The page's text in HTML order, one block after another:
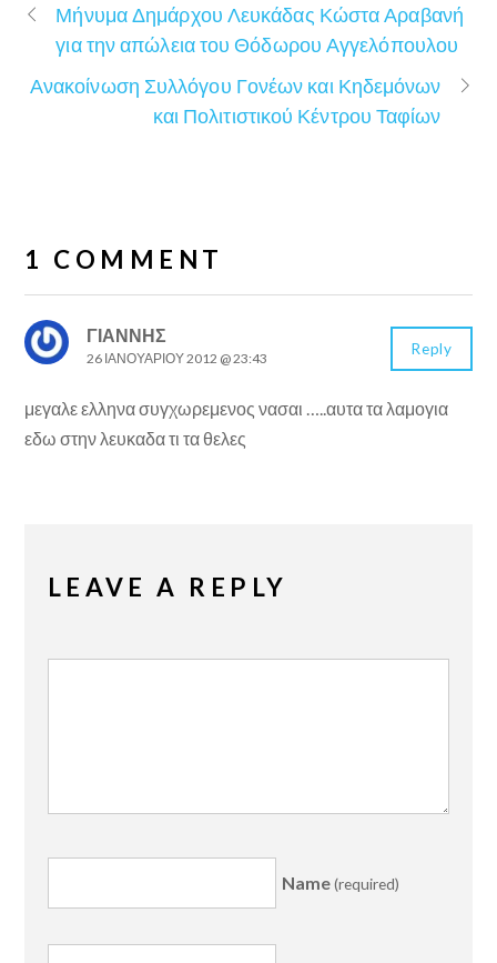
Μήνυμα Δημάρχου Λευκάδας Κώστα Αραβανή
για την απώλεια του Θόδωρου Αγγελόπουλου
Ανακοίνωση Συλλόγου Γονέων και Κηδεμόνων
και Πολιτιστικού Κέντρου Ταφίων
1 COMMENT
ΓΙΑΝΝΗΣ
26 ΙΑΝΟΥΑΡΊΟΥ 2012 @ 23:43
μεγαλε ελληνα συγχωρεμενος νασαι …..αυτα τα λαμογια
εδω στην λευκαδα τι τα θελες
Reply
LEAVE A REPLY
Name(required)